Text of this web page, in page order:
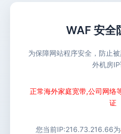
WAF 安全
为保障网站程序安全，防止
外机房
正常海外家庭宽带,公司网络
证
您当前IP:216.73.216.66为